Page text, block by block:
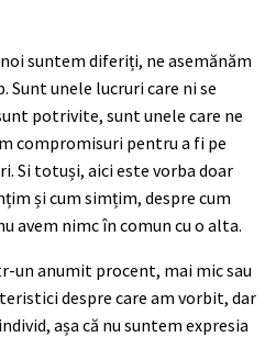
suntem diferiți, ne asemănăm
Sunt unele lucruri care ni se
potrivite, sunt unele care ne
compromisuri pentru a fi pe
Si totuși, aici este vorba doar
și cum simțim, despre cum
avem nimc în comun cu o alta.
un anumit procent, mai mic sau
despre care am vorbit, dar
așa că nu suntem expresia